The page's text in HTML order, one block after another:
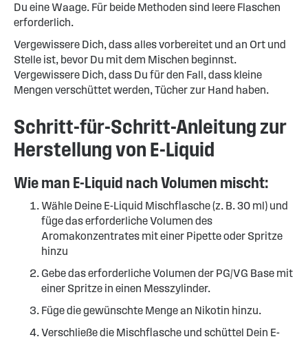
Du eine Waage. Für beide Methoden sind leere Flaschen
erforderlich.
Vergewissere Dich, dass alles vorbereitet und an Ort und
Stelle ist, bevor Du mit dem Mischen beginnst.
Vergewissere Dich, dass Du für den Fall, dass kleine
Mengen verschüttet werden, Tücher zur Hand haben.
Schritt-für-Schritt-Anleitung zur
Herstellung von E-Liquid
Wie man E-Liquid nach Volumen mischt:
Wähle Deine E-Liquid Mischflasche (z. B. 30 ml) und
füge das erforderliche Volumen des
Aromakonzentrates mit einer Pipette oder Spritze
hinzu
Gebe das erforderliche Volumen der PG/VG Base mit
einer Spritze in einen Messzylinder.
Füge die gewünschte Menge an Nikotin hinzu.
Verschließe die Mischflasche und schüttel Dein E-